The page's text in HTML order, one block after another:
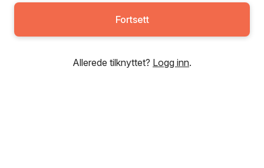
Fortsett
Allerede tilknyttet? Logg inn.